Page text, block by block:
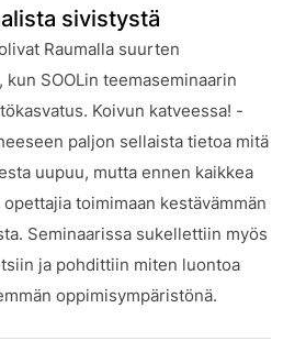
sivistystä
Raumalla suurten
SOOLin teemaseminaarin
Koivun katveessa! -
paljon sellaista tietoa mitä
uupuu, mutta ennen kaikkea
toimimaan kestävämmän
Seminaarissa sukellettiin myös
ja pohdittiin miten luontoa
oppimisympäristönä.